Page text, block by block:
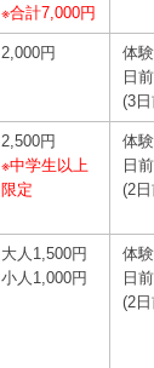
※合計7,000円
2,000円
体
日前
(3
2,500円
※中学生以上
限定
体
日前
(2
大人1,500円
小人1,000円
体
日前
(2